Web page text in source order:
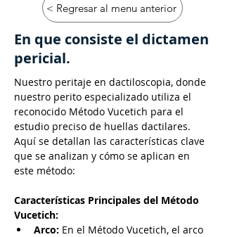
< Regresar al menu anterior
En que consiste el dictamen
pericial.
Nuestro peritaje en dactiloscopia, donde
nuestro perito especializado utiliza el
reconocido Método Vucetich para el
estudio preciso de huellas dactilares.
Aquí se detallan las características clave
que se analizan y cómo se aplican en
este método:
Características Principales del Método
Vucetich:
Arco: En el Método Vucetich, el arco